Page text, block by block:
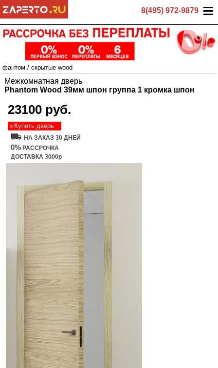
8(495) 972-9879
фантом / скрытые wood
Межкомнатная дверь
Phantom Wood 39мм шпон группа 1 кромка шпон
23100 руб.
Купить дверь
НА ЗАКАЗ 30 ДНЕЙ
0% РАССРОЧКА
ДОСТАВКА 3000р